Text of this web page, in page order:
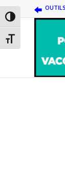
Passer en
Changer la taille